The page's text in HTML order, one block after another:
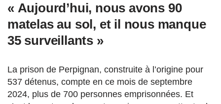
« Aujourd’hui, nous avons 90
matelas au sol, et il nous manque
35 surveillants »
La prison de Perpignan, construite à l’origine pour
537 détenus, compte en ce mois de septembre
2024, plus de 700 personnes emprisonnées. Et